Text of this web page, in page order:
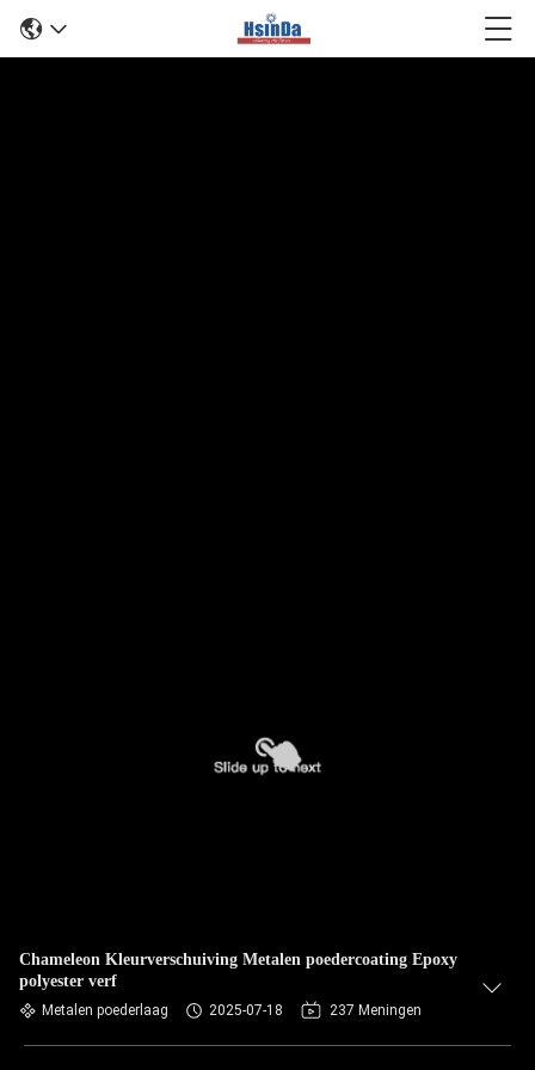
Chameleon Kleurverschuiving Metalen poedercoating Epoxy
polyester verf
Metalen poederlaag 2025-07-18 237 Meningen